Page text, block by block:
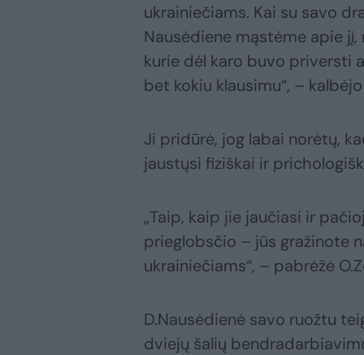
ukrainiečiams. Kai su savo
Nausėdiene mąstėme apie
kurie dėl karo buvo priversti
bet kokiu klausimu“, –
Ji pridūrė, jog labai norėtų,
jaustųsi fiziškai ir
„Taip, kaip jie jaučiasi ir
prieglobsčio – jūs gražinote
ukrainiečiams“, – pabrėžė
D.Nausėdienė savo ruožtu
dviejų šalių